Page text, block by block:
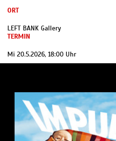
ORT
LEFT BANK Gallery
TERMIN
Mi 20.5.2026, 18:00 Uhr